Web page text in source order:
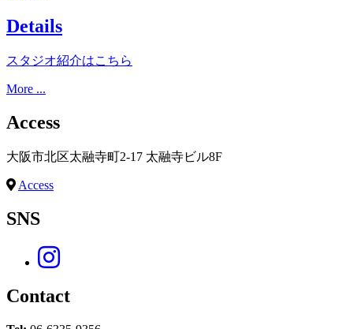
Details
スタジオ紹介はこちら
More ...
Access
大阪市北区太融寺町2-17 太融寺ビル8F
Access
SNS
Contact